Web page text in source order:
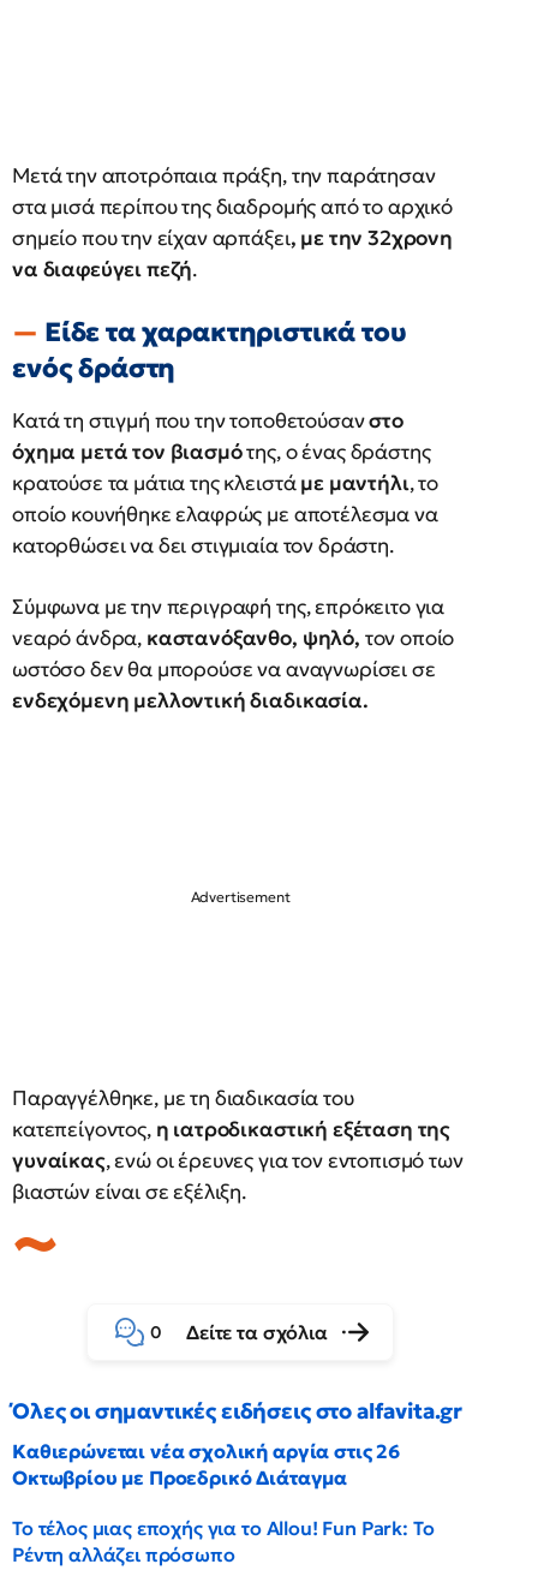
Μετά την αποτρόπαια πράξη, την παράτησαν
στα μισά περίπου της διαδρομής από το αρχικό
σημείο που την είχαν αρπάξει, με την 32χρονη
να διαφεύγει πεζή.
Είδε τα χαρακτηριστικά του
ενός δράστη
Κατά τη στιγμή που την τοποθετούσανστο
όχημα μετά τον βιασμότης, ο ένας δράστης
κρατούσε τα μάτια της κλειστάμε μαντήλι, το
οποίο κουνήθηκε ελαφρώς με αποτέλεσμα να
κατορθώσει να δει στιγμιαία τον δράστη.
Σύμφωνα με την περιγραφή της, επρόκειτο για
νεαρό άνδρα, καστανόξανθο, ψηλό, τον οποίο
ωστόσο δεν θα μπορούσε να αναγνωρίσει σε
ενδεχόμενη μελλοντική διαδικασία.
Παραγγέλθηκε, με τη διαδικασία του
κατεπείγοντος, η ιατροδικαστική εξέταση της
γυναίκας, ενώ οι έρευνες για τον εντοπισμό των
βιαστών είναι σε εξέλιξη.
0 Δείτε τα σχόλια
Όλες οι σημαντικές ειδήσεις στο alfavita.gr
Καθιερώνεται νέα σχολική αργία στις 26
Οκτωβρίου με Προεδρικό Διάταγμα
Το τέλος μιας εποχής για το Allou! Fun Park: Το
Ρέντη αλλάζει πρόσωπο